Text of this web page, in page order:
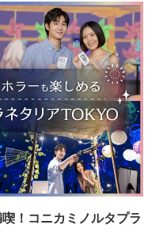
！コニカミノルタプラ